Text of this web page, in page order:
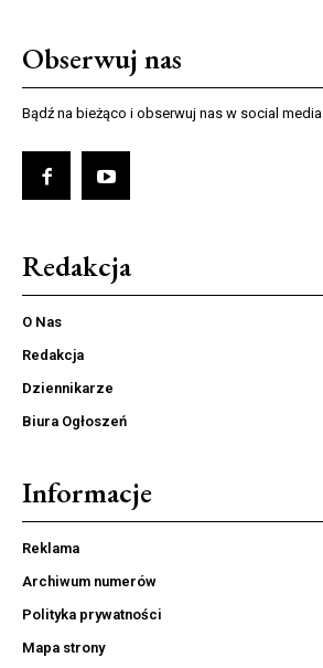
Obserwuj nas
Bądź na bieżąco i obserwuj nas w social media
Redakcja
O Nas
Redakcja
Dziennikarze
Biura Ogłoszeń
Informacje
Reklama
Archiwum numerów
Polityka prywatności
Mapa strony